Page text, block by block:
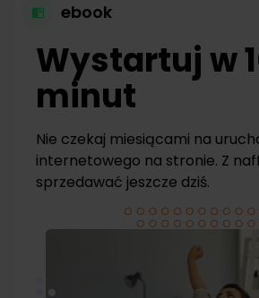
ebook
Wystartuj w
minut
Nie czekaj miesiącami na
internetowego na stronie. Z
sprzedawać jeszcze dziś.